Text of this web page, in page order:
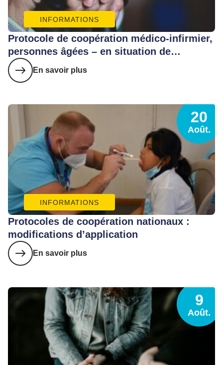
INFORMATIONS
Protocole de coopération médico-infirmier,
personnes âgées – en situation de
handicap
En savoir plus
INFORMATIONS
Protocoles de coopération nationaux :
modifications d’application
En savoir plus
20
Août.
9
Août.